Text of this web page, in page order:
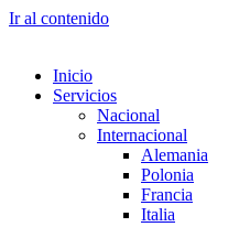
Ir al contenido
Inicio
Servicios
Nacional
Internacional
Alemania
Polonia
Francia
Italia